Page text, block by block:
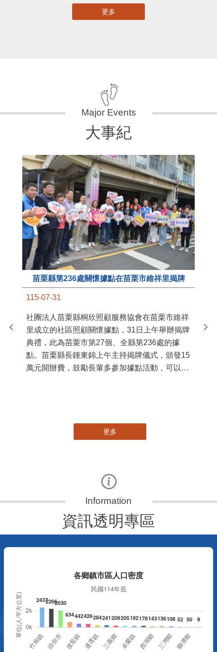
更多
大事紀
苗栗縣第236處關懷據點在苗栗市維祥里揭牌
115-07-31
社團法人苗栗縣桐欣照顧服務協會在苗栗市維祥
里成立的社區照顧關懷據點，31日上午舉辦揭牌
典禮，此為苗栗市第27個、全縣第236處的據
點。苗栗縣長鍾東錦上午主持揭牌儀式，頒發15
萬元開辦費，鼓勵長輩多參加據點活動，可以更
苗
更多
資訊透明專區